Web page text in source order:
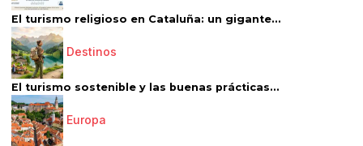
El turismo religioso en Cataluña: un gigante...
Destinos
El turismo sostenible y las buenas prácticas...
Europa